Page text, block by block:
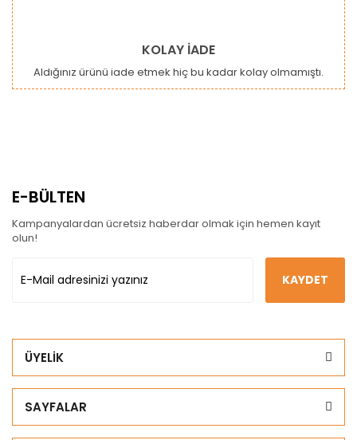
KOLAY İADE
Aldığınız ürünü iade etmek hiç bu kadar kolay olmamıştı.
E-BÜLTEN
Kampanyalardan ücretsiz haberdar olmak için hemen kayıt
olun!
KAYDET
ÜYELİK
SAYFALAR